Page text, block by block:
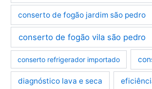
conserto de fogão jardim são pedro
conserto de fogão vila são pedro
conserto refrigerador importado
diagnóstico lava e seca